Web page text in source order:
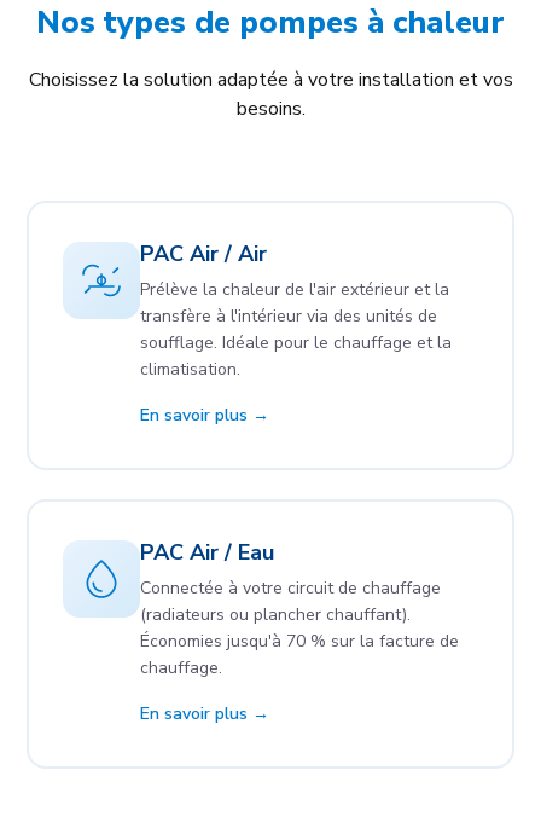
Nos types de pompes à chaleur
Choisissez la solution adaptée à votre installation et vos
besoins.
PAC Air / Air
Prélève la chaleur de l'air extérieur et la
transfère à l'intérieur via des unités de
soufflage. Idéale pour le chauffage et la
climatisation.
En savoir plus →
PAC Air / Eau
Connectée à votre circuit de chauffage
(radiateurs ou plancher chauffant).
Économies jusqu'à 70 % sur la facture de
chauffage.
En savoir plus →